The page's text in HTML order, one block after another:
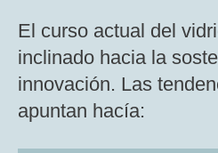
El curso actual del
inclinado hacia la
innovación. Las
apuntan hacía: